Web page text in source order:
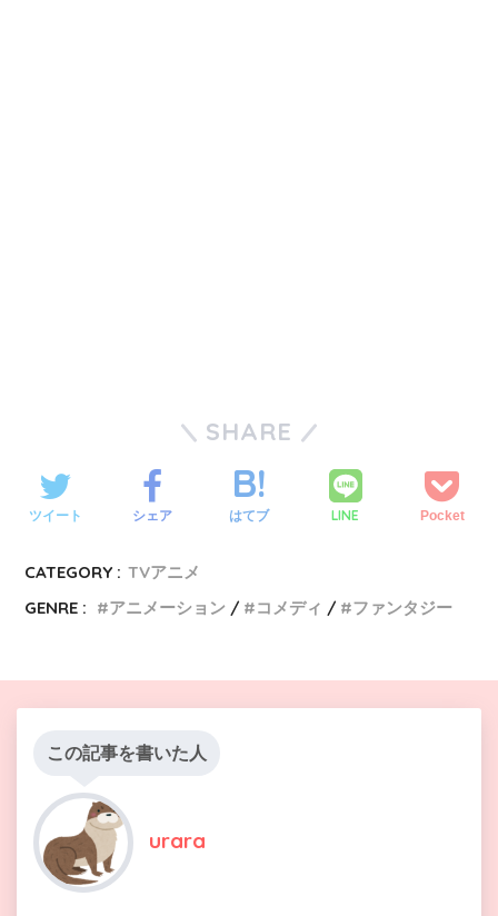
SHARE
ツイート シェア はてブ LINE Pocket
CATEGORY : TVアニメ
GENRE :
アニメーション コメディ ファンタジー
この記事を書いた人
urara